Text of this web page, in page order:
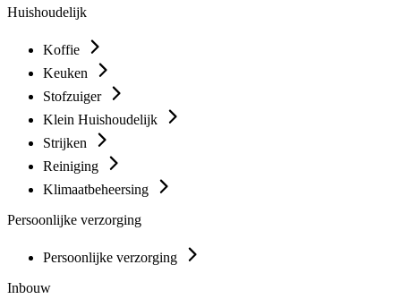
Huishoudelijk
Koffie
Keuken
Stofzuiger
Klein Huishoudelijk
Strijken
Reiniging
Klimaatbeheersing
Persoonlijke verzorging
Persoonlijke verzorging
Inbouw